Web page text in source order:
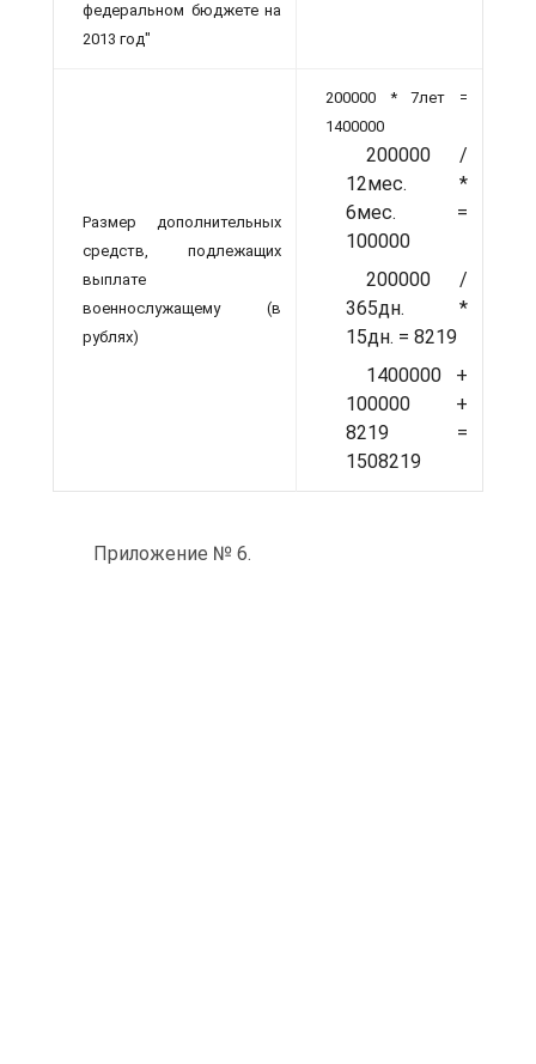
федеральном бюджете на
2013 год"
Размер дополнительных
средств, подлежащих
выплате
военнослужащему (в
рублях)
200000 * 7лет =
1400000
200000 /
12мес. *
6мес. =
100000
200000 /
365дн. *
15дн. = 8219
1400000 +
100000 +
8219 =
1508219
Приложение № 6.